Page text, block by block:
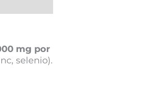
mg por
selenio).